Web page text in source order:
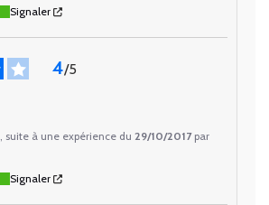
Signaler
4/5
, suite à une expérience du 29/10/2017 par
Signaler